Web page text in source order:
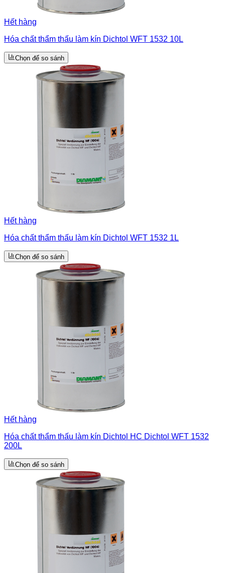
Hết hàng
Hóa chất thẩm thấu làm kín Dichtol WFT 1532 10L
Chọn để so sánh
Hết hàng
Hóa chất thẩm thấu làm kín Dichtol WFT 1532 1L
Chọn để so sánh
Hết hàng
Hóa chất thẩm thấu làm kín Dichtol HC Dichtol WFT 1532
200L
Chọn để so sánh